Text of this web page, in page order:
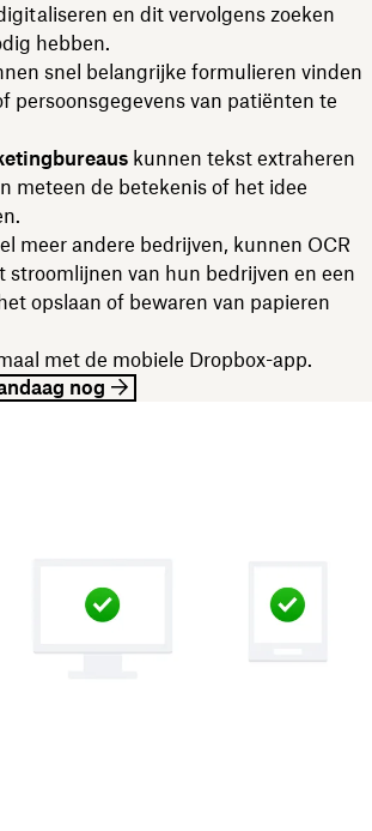
en dit vervolgens zoeken
hebben.
snel belangrijke formulieren vinden
persoonsgegevens van patiënten te
kunnen tekst extraheren
meteen de betekenis of het idee
meer andere bedrijven, kunnen OCR
stroomlijnen van hun bedrijven en een
opslaan of bewaren van papieren
met de mobiele Dropbox-app.
nog